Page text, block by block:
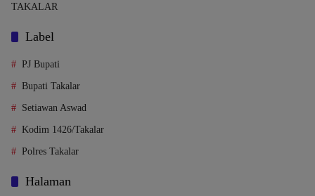
TAKALAR
Label
PJ Bupati
Bupati Takalar
Setiawan Aswad
Kodim 1426/Takalar
Polres Takalar
Halaman